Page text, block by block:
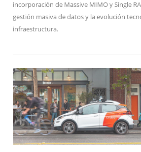
incorporación de Massive MIMO y Single
gestión masiva de datos y la evolución
infraestructura.